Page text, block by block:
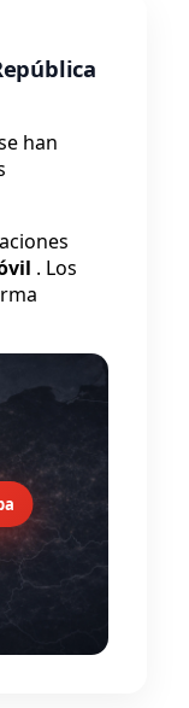
han
. Los